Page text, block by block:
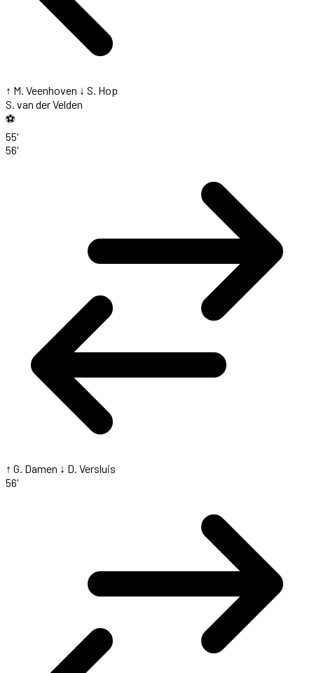
↑ M. Veenhoven ↓ S. Hop
S. van der Velden
⚽
55'
56'
↑ G. Damen ↓ D. Versluis
56'